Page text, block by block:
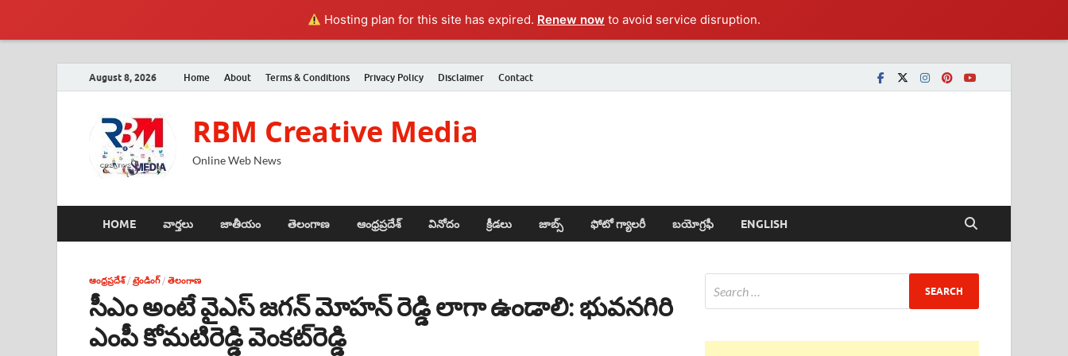
Hosting plan for this site has expired. Renew now to avoid service disruption.
August 8, 2026 Home About Terms & Conditions Privacy Policy Disclaimer Contact
RBM Creative Media
Online Web News
HOME వార్తలు జాతీయం తెలంగాణ ఆంధ్రప్రదేశ్ వినోదం క్రీడలు జాబ్స్ ఫోటో గ్యాలరీ బయోగ్రఫీ ENGLISH
ఆంధ్రప్రదేశ్/ ట్రెండింగ్/ తెలంగాణ
సీఎం అంటే వైఎస్ జగన్ మోహన్ రెడ్డి లాగా ఉండాలి: భువ‌న‌గిరి
ఎంపీ కోమ‌టిరెడ్డి వెంక‌ట్‌రెడ్డి